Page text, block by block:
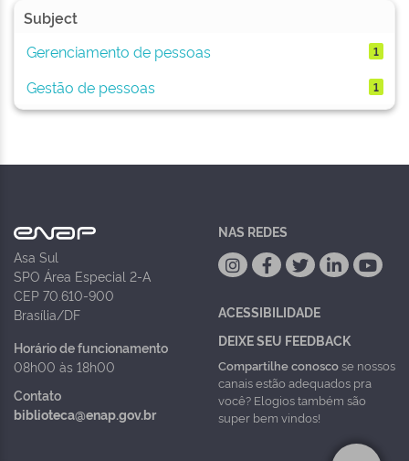
Subject
Gerenciamento de pessoas
1
Gestão de pessoas 1
Asa Sul
SPO Área Especial 2-A
CEP 70.610-900
Brasília/DF
Horário de funcionamento
08h00 às 18h00
Contato
biblioteca@enap.gov.br
NAS REDES
ACESSIBILIDADE
DEIXE SEU FEEDBACK
Compartilhe conoscose nossos
canais estão adequados pra
você? Elogios também são
super bem vindos!